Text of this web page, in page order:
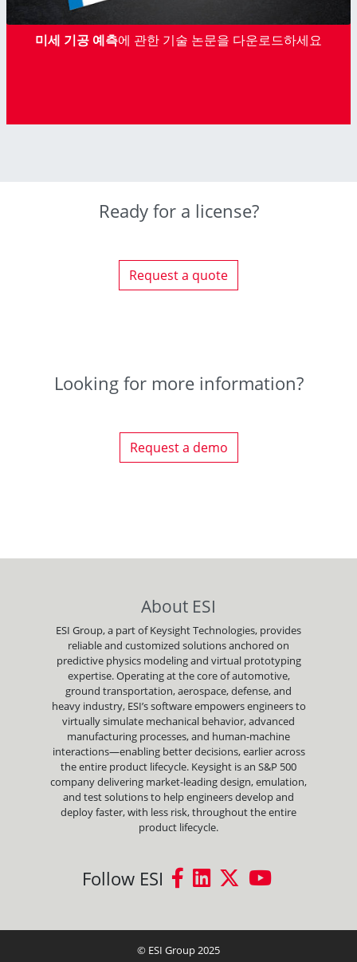
미세 기공 예측에 관한 기술 논문을 다운로드하세요
Ready for a license?
Request a quote
Looking for more information?
Request a demo
About ESI
ESI Group, a part of Keysight Technologies, provides
reliable and customized solutions anchored on
predictive physics modeling and virtual prototyping
expertise. Operating at the core of automotive,
ground transportation, aerospace, defense, and
heavy industry, ESI’s software empowers engineers to
virtually simulate mechanical behavior, advanced
manufacturing processes, and human-machine
interactions—enabling better decisions, earlier across
the entire product lifecycle. Keysight is an S&P 500
company delivering market-leading design, emulation,
and test solutions to help engineers develop and
deploy faster, with less risk, throughout the entire
product lifecycle.
Follow ESI
© ESI Group 2025